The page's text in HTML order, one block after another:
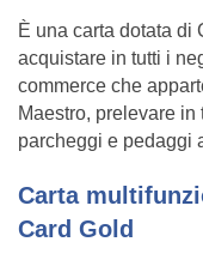
È una carta dotata di
acquistare in tutti i
commerce che
Maestro, prelevare
parcheggi e pedaggi
Carta
Card Gold